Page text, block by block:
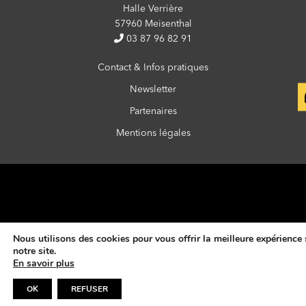
Halle Verrière
57960 Meisenthal
03 87 96 82 91
Contact & Infos pratiques
Newsletter
Partenaires
Mentions légales
Nous utilisons des cookies pour vous offrir la meilleure expérience
notre site.
En savoir plus
OK REFUSER